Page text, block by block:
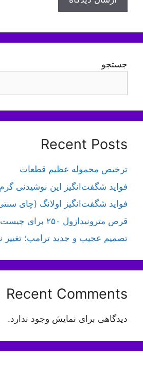
جستجو
Recent Posts
ترخیص محموله عظیم قطعات
فواید شگفت‌انگیز این نوشیدنی
فواید شگفت‌انگیز اولانگ (چای
قرص مترونیدازول ۲۵۰ برای چیست؟
تصمیم عجیب و جدید ترامپ؛ تغییر
Recent Comments
دیدگاهی برای نمایش وجود ندارد.